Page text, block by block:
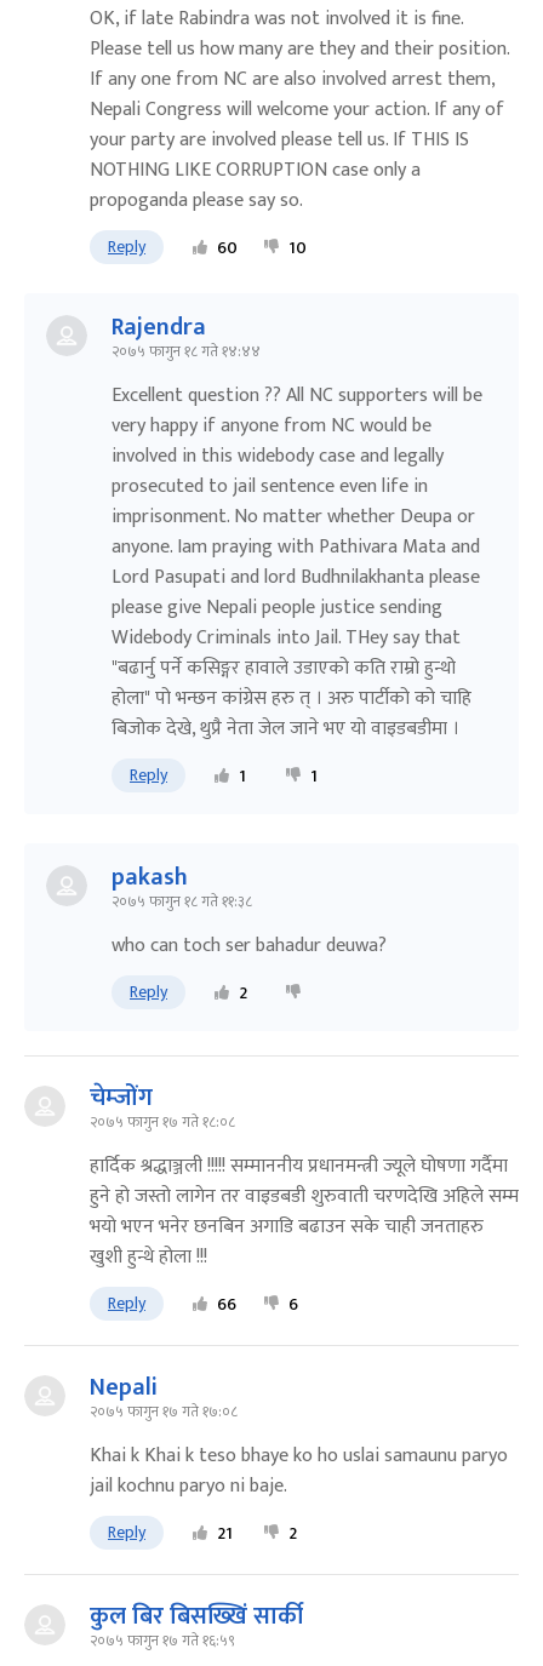
OK, if late Rabindra was not involved it is fine.
Please tell us how many are they and their position.
If any one from NC are also involved arrest them,
Nepali Congress will welcome your action. If any of
your party are involved please tell us. If THIS IS
NOTHING LIKE CORRUPTION case only a
propoganda please say so.
Reply 60 10
Rajendra
२०७५ फागुन १८ गते १४:४४
Excellent question ?? All NC supporters will be
very happy if anyone from NC would be
involved in this widebody case and legally
prosecuted to jail sentence even life in
imprisonment. No matter whether Deupa or
anyone. Iam praying with Pathivara Mata and
Lord Pasupati and lord Budhnilakhanta please
please give Nepali people justice sending
Widebody Criminals into Jail. THey say that
"बढार्नु पर्ने कसिङ्गर हावाले उडाएको कति राम्रो हुन्थो
होला" पो भन्छन कांग्रेस हरु त् । अरु पार्टीको को चाहि
बिजोक देखे, थुप्रै नेता जेल जाने भए यो वाइडबडीमा ।
Reply 1 1
pakash
२०७५ फागुन १८ गते ११:३८
who can toch ser bahadur deuwa?
Reply 2
चेम्जोंग
२०७५ फागुन १७ गते १८:०८
हार्दिक श्रद्धाञ्जली !!!!! सम्माननीय प्रधानमन्त्री ज्यूले घोषणा गर्दैमा
हुने हो जस्तो लागेन तर वाइडबडी शुरुवाती चरणदेखि अहिले सम्म
भयो भएन भनेर छनबिन अगाडि बढाउन सके चाही जनताहरु
खुशी हुन्थे होला !!!
Reply 66 6
Nepali
२०७५ फागुन १७ गते १७:०८
Khai k Khai k teso bhaye ko ho uslai samaunu paryo
jail kochnu paryo ni baje.
Reply 21 2
कुल बिर बिसख्खिं सार्की
२०७५ फागुन १७ गते १६:५९